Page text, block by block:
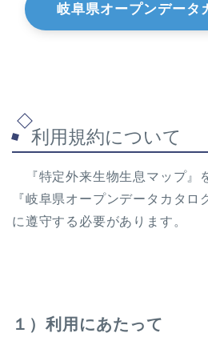
岐阜県オープンデータ
利用規約について
『特定外来生物生息マップ』
『岐阜県オープンデータカタロ
に遵守する必要があります。
１）利用にあたって